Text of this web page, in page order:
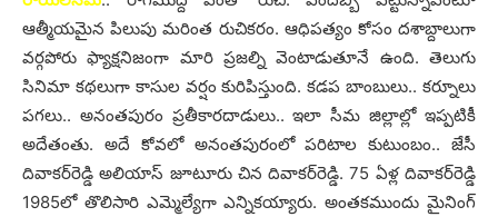
ఆత్మీయ‌మైన పిలుపు మ‌రింత రుచిక‌రం. ఆధిప‌త్యం కోసం ద‌శాబ్దాలుగా
వ‌ర్గ‌పోరు ఫ్యాక్ష‌నిజంగా మారి ప్ర‌జ‌ల్ని వెంటాడుతూనే ఉంది. తెలుగు
సినిమా క‌థ‌లుగా కాసుల వ‌ర్షం కురిపిస్తుంది. క‌డ‌ప బాంబులు.. క‌ర్నూలు
ప‌గ‌లు.. అనంత‌పురం ప్ర‌తీకార‌దాడులు.. ఇలా సీమ జిల్లాల్లో ఇప్ప‌టికీ
అదేతంతు. అదే కోవ‌లో అనంత‌పురంలో ప‌రిటాల కుటుంబం.. జేసీ
దివాక‌ర్‌రెడ్డి అలియాస్ జూటూరు చిన దివాక‌ర్‌రెడ్డి. 75 ఏళ్ల దివాక‌ర్‌రెడ్డి
1985లో తొలిసారి ఎమ్మెల్యేగా ఎన్నిక‌య్యారు. అంత‌క‌ముందు మైనింగ్